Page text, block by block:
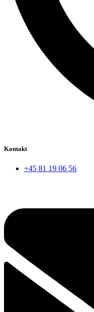
Kontakt
+45 81 19 06 56